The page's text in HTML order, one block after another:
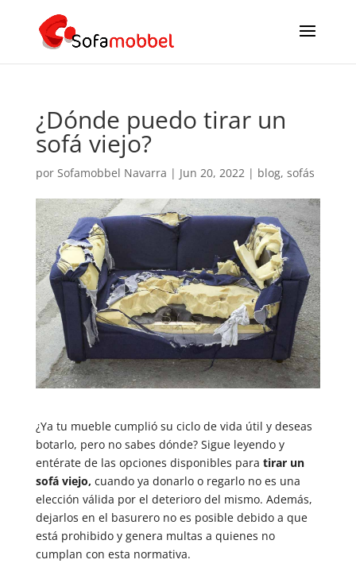
¿Dónde puedo tirar un
sofá viejo?
por Sofamobbel Navarra | Jun 20, 2022| blog, sofás
¿Ya tu mueble cumplió su ciclo de vida útil y deseas
botarlo, pero no sabes dónde? Sigue leyendo y
entérate de las opciones disponibles para tirar un
sofá viejo, cuando ya donarlo o regarlo no es una
elección válida por el deterioro del mismo. Además,
dejarlos en el basurero no es posible debido a que
está prohibido y genera multas a quienes no
cumplan con esta normativa.